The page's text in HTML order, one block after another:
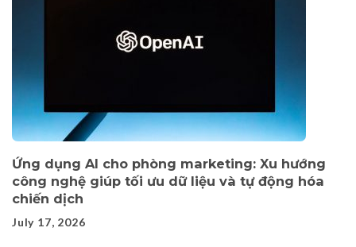
Ứng dụng AI cho phòng marketing: Xu hướng
công nghệ giúp tối ưu dữ liệu và tự động hóa
chiến dịch
July 17, 2026